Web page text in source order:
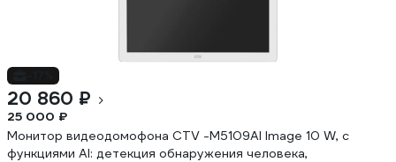
20 860 ₽
25 000 ₽
Монитор видеодомофона CTV -M5109AI Image 10 W, с
функциями AI: детекция обнаружения человека,